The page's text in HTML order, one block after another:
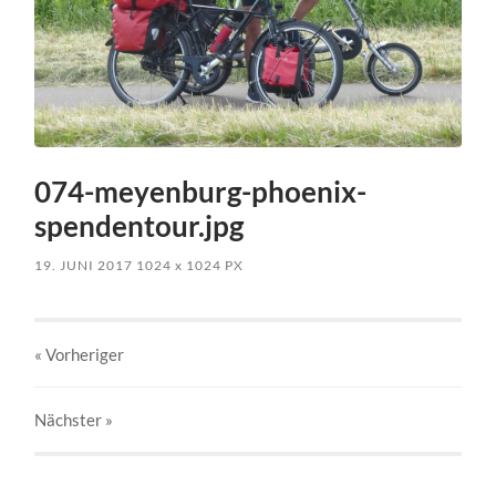
074-meyenburg-phoenix-
spendentour.jpg
19. JUNI 2017 1024x 1024 PX
« Vorheriger
Nächster »